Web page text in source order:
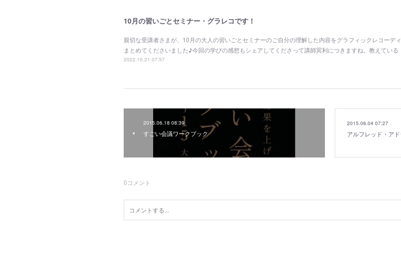
10月の習いごとセミナー・グラレコです！
親切な受講者さまが、10月の大人の習いごとセミナーのご自分の理解した内容をグラフィックレコーデ
まとめてくださいました♪今回の学びの感想もシェアしてくださって講師冥利につきますね。教えている
2022.10.21 07:57
2015.06.18 08:39
すごい会議ワークブック
2015.06.04 07:27
アルフレッド・ア
0コメント